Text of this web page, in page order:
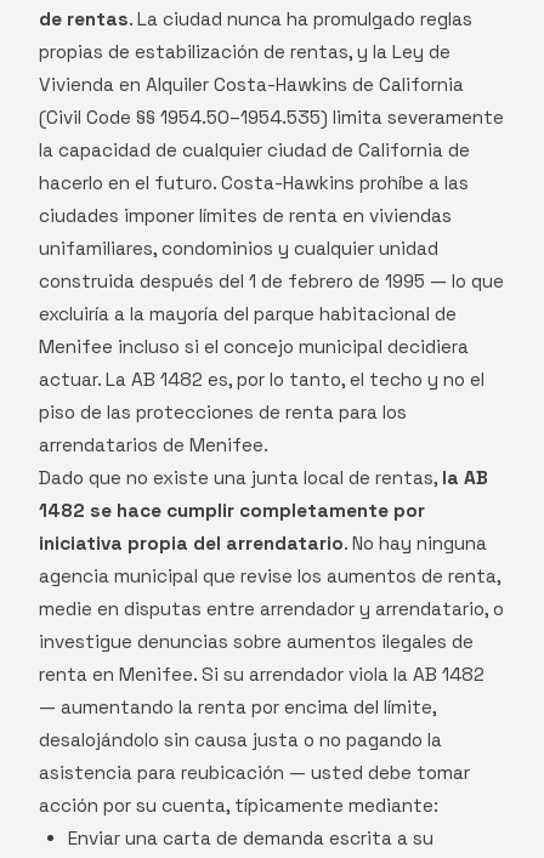
de rentas. La ciudad nunca ha promulgado reglas
propias de estabilización de rentas, y la Ley de
Vivienda en Alquiler Costa-Hawkins de California
(Civil Code §§ 1954.50–1954.535) limita severamente
la capacidad de cualquier ciudad de California de
hacerlo en el futuro. Costa-Hawkins prohíbe a las
ciudades imponer límites de renta en viviendas
unifamiliares, condominios y cualquier unidad
construida después del 1 de febrero de 1995 — lo que
excluiría a la mayoría del parque habitacional de
Menifee incluso si el concejo municipal decidiera
actuar. La AB 1482 es, por lo tanto, el techo y no el
piso de las protecciones de renta para los
arrendatarios de Menifee.
Dado que no existe una junta local de rentas, la AB
1482 se hace cumplir completamente por
iniciativa propia del arrendatario. No hay ninguna
agencia municipal que revise los aumentos de renta,
medie en disputas entre arrendador y arrendatario, o
investigue denuncias sobre aumentos ilegales de
renta en Menifee. Si su arrendador viola la AB 1482
— aumentando la renta por encima del límite,
desalojándolo sin causa justa o no pagando la
asistencia para reubicación — usted debe tomar
acción por su cuenta, típicamente mediante:
Enviar una carta de demanda escrita a su